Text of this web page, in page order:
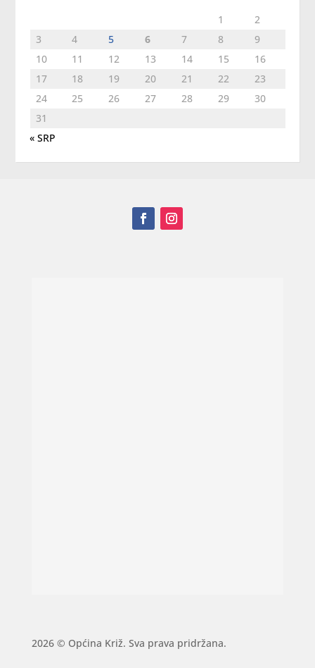
1
2
3
4 5 6 7 8
9
10
11 12 13 14 15
16
17
18 19 20 21 22
23
24
25 26 27 28 29
30
31
« SRP
2026 © Općina Križ. Sva prava pridržana.